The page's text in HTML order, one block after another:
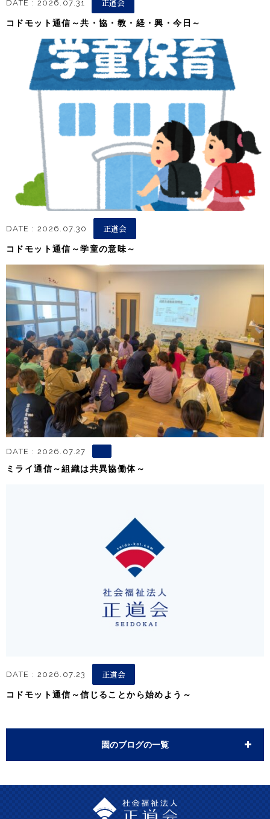
DATE : 2026.07.31 正道会
コドモット通信～共・協・教・経・興・今日～
DATE : 2026.07.30 正道会
コドモット通信～学童の意味～
DATE : 2026.07.27
ミライ通信～組織は共異協働体～
DATE : 2026.07.23 正道会
コドモット通信～信じることから始めよう～
園のブログの一覧